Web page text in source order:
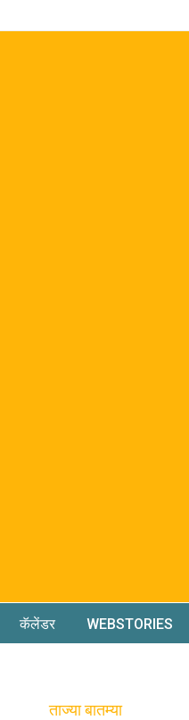
कॅलेंडर WEBSTORIES
ताज्या बातम्या